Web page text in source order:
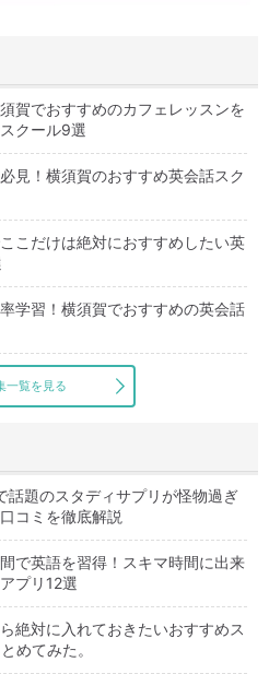
賀でおすすめのカフェレッスンを
クール9選
見！横須賀のおすすめ英会話スク
ここだけは絶対におすすめしたい英
学習！横須賀でおすすめの英会話
一覧を見る
話題のスタディサプリが怪物過ぎ
コミを徹底解説
で英語を習得！スキマ時間に出来
プリ12選
絶対に入れておきたいおすすめス
めてみた。